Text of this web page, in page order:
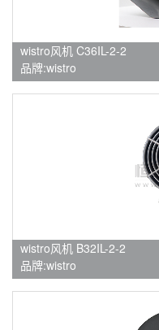
wistro风机 C36IL-2-2
品牌:wistro
wistro风机 B32IL-2-2
品牌:wistro